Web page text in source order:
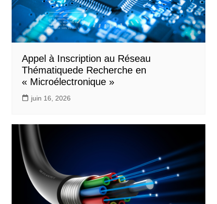
Appel à Inscription au Réseau
Thématiquede Recherche en
« Microélectronique »
juin 16, 2026